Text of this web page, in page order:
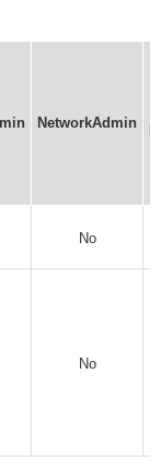
NetworkAdmin
No
No